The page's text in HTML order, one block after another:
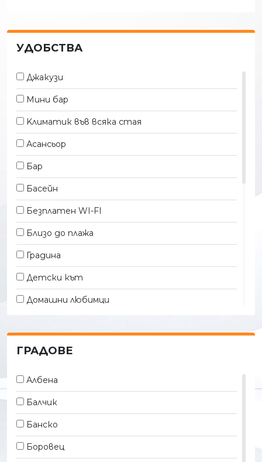
УДОБСТВА
Джакузи
Мини бар
Kлиматик във всяка стая
Асансьор
Бар
Басейн
Безплатен WI-FI
Близо до плажа
Градина
Детски кът
Домашни любимци
Интернет
Открит басейн
Паркинг
Ресторант
Сейф
ГРАДОВЕ
Албена
Балчик
Банско
Боровец